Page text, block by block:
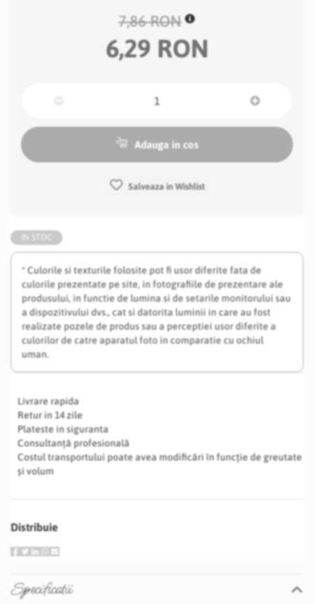
* Culorile si texturile folosite pot fi usor diferite fata de
culorile prezentate pe site, in fotografiile de prezentare ale
produsului, in functie de lumina si de setarile monitorului sau
a dispozitivului dvs., cat si datorita luminii in care au fost
realizate pozele de produs sau a perceptiei usor diferite a
culorilor de catre aparatul foto in comparatie cu ochiul
uman.
Livrare rapida
Retur in 14 zile
Plateste in siguranta
Consultanță profesională
Costul transportului poate avea modificări în funcție de greutate
și volum
Distribuie
7,86 RON
6,29 RON
Adauga in cos
Salveaza in Wishlist
Specificatii